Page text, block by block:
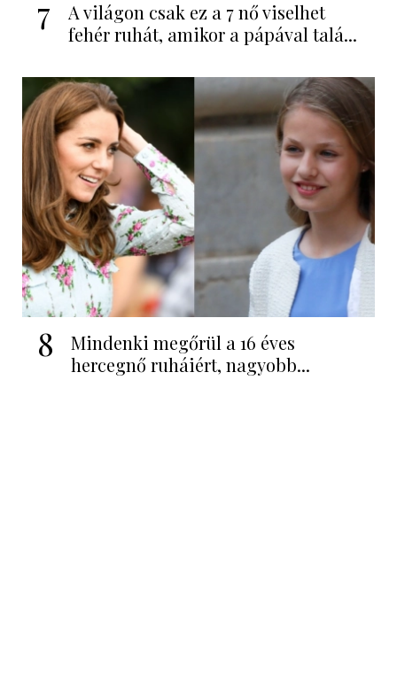
7
A világon csak ez a 7 nő viselhet
fehér ruhát, amikor a pápával talá...
8
Mindenki megőrül a 16 éves
hercegnő ruháiért, nagyobb...